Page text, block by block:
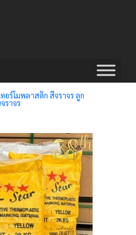
ทอร์โมพลาสติก สีจราจร ลูก
ราจร